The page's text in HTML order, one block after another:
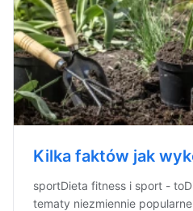
Kilka faktów jak
sportDieta fitness i sport -
tematy niezmiennie